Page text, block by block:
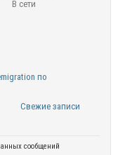
В сети
по
Свежие записи
сообщений